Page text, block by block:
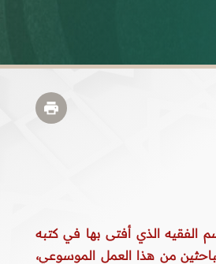
الفقيه الذي أفتى بها في كتبه
من هذا العمل الموسوعي،